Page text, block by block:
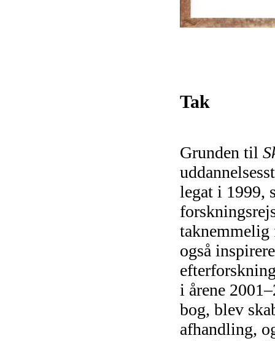
Tak
Grunden til
legat i 1999,
taknemmelig
også
i årene
bog, blev
afhandling,